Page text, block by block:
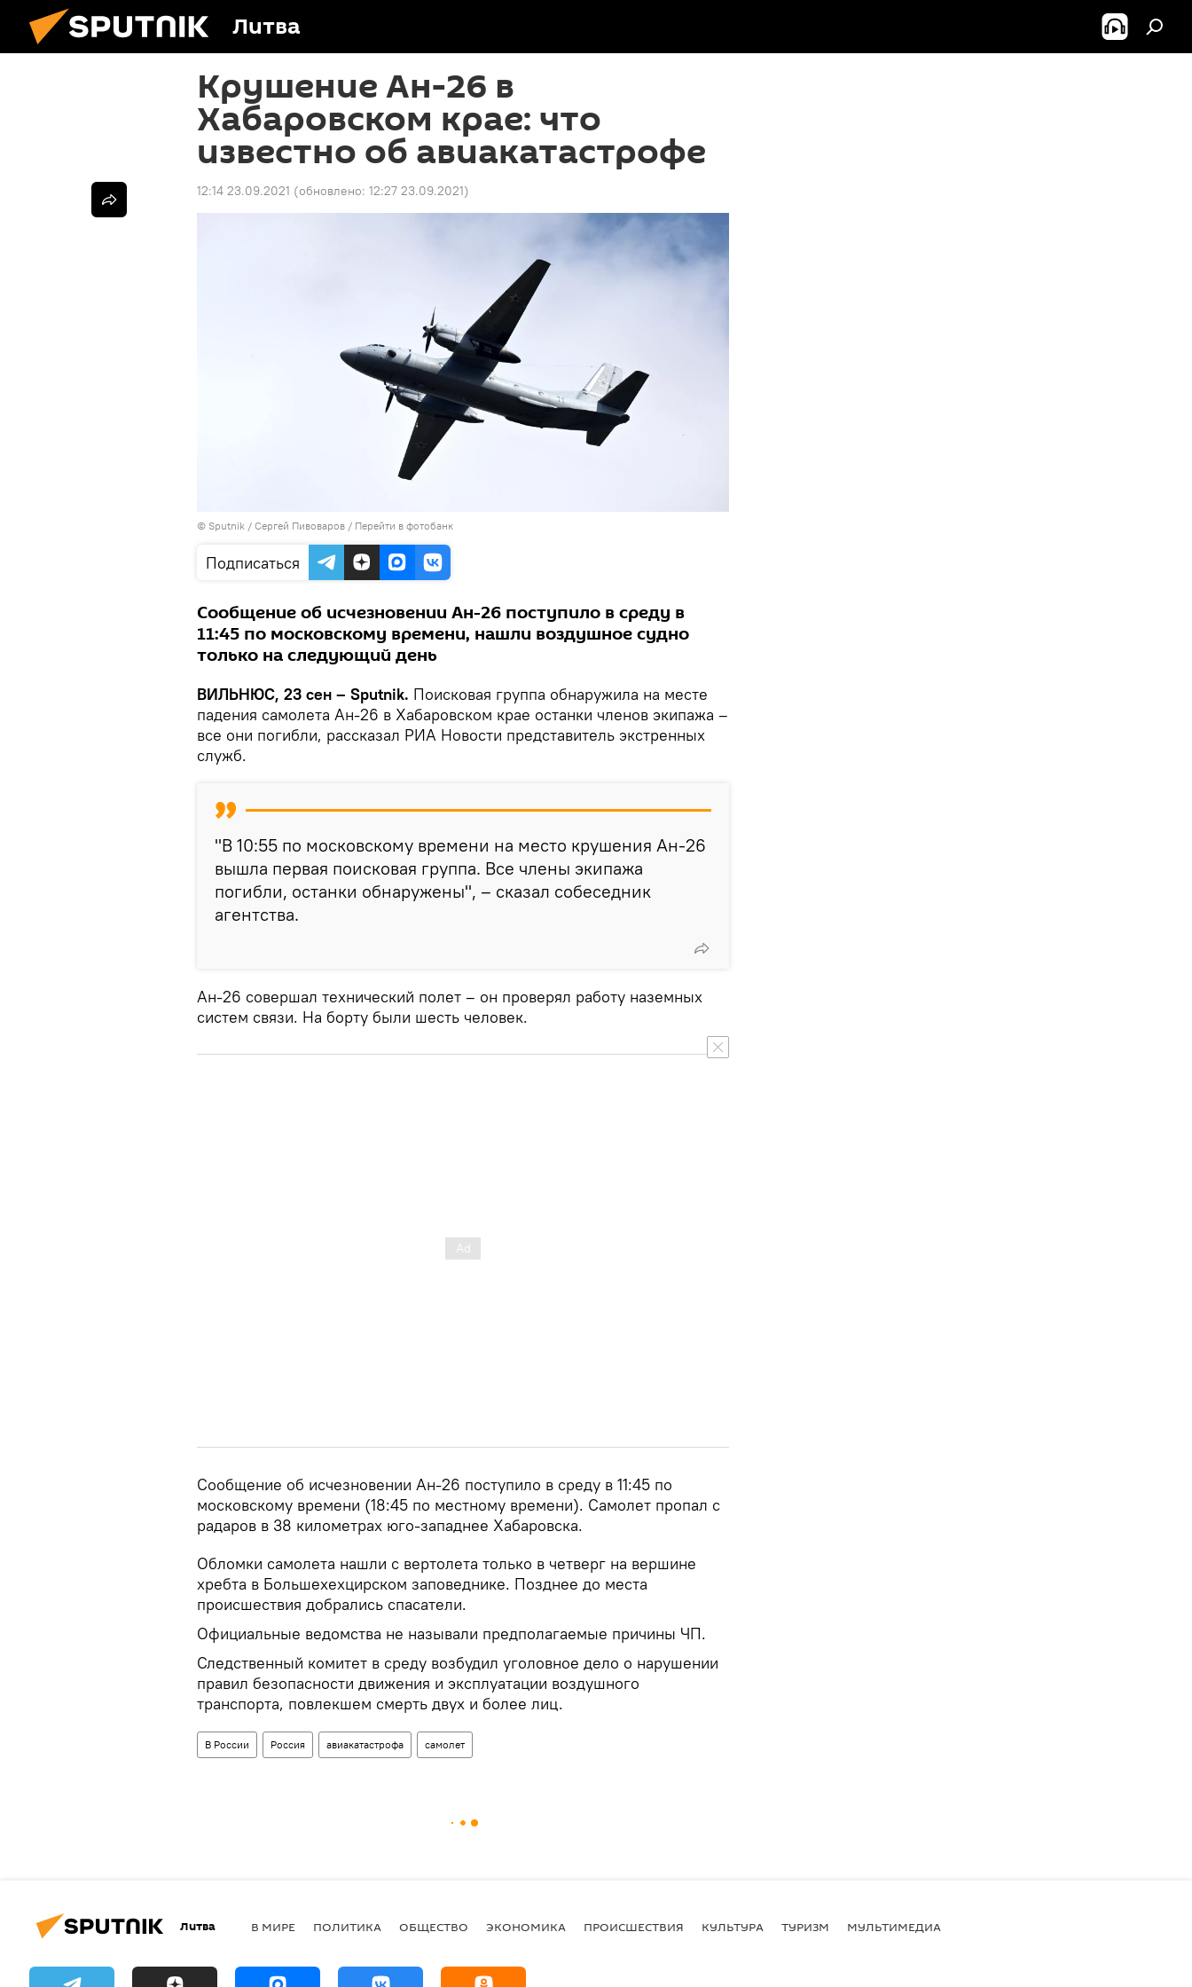
Литва
Крушение Ан-26 в
Хабаровском крае: что
известно об авиакатастрофе
12:14 23.09.2021 (обновлено: 12:27 23.09.2021)
© Sputnik / Сергей Пивоваров / Перейти в фотобанк
Подписаться
Сообщение об исчезновении Ан-26 поступило в среду в
11:45 по московскому времени, нашли воздушное судно
только на следующий день
ВИЛЬНЮС, 23 сен – Sputnik. Поисковая группа обнаружила на месте
падения самолета Ан-26 в Хабаровском крае останки членов экипажа –
все они погибли, рассказал РИА Новости представитель экстренных
служб.
"В 10:55 по московскому времени на место крушения Ан-26
вышла первая поисковая группа. Все члены экипажа
погибли, останки обнаружены", – сказал собеседник
агентства.
Ан-26 совершал технический полет – он проверял работу наземных
систем связи. На борту были шесть человек.
Сообщение об исчезновении Ан-26 поступило в среду в 11:45 по
московскому времени (18:45 по местному времени). Самолет пропал с
радаров в 38 километрах юго-западнее Хабаровска.
Обломки самолета нашли с вертолета только в четверг на вершине
хребта в Большехехцирском заповеднике. Позднее до места
происшествия добрались спасатели.
Официальные ведомства не называли предполагаемые причины ЧП.
Следственный комитет в среду возбудил уголовное дело о нарушении
правил безопасности движения и эксплуатации воздушного
транспорта, повлекшем смерть двух и более лиц.
В России Россия авиакатастрофа самолет
Литва В МИРЕ ПОЛИТИКА ОБЩЕСТВО ЭКОНОМИКА ПРОИСШЕСТВИЯ КУЛЬТУРА ТУРИЗМ МУЛЬТИМЕДИА